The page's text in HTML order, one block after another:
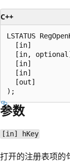
C++
LSTATUS
[in]
[in,
[in]
[in]
[out]
参数
[in] hKey
打开的注册表项的